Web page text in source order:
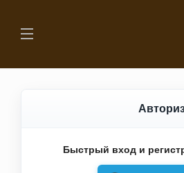
Быстрый вход и